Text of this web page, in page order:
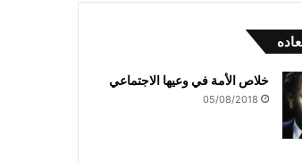
خلاص الأمة في وعيها الاجتماعي
05/08/2018